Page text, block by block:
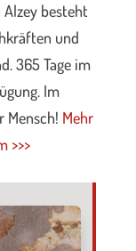
Alzey besteht
und
365 Tage im
Im
Mensch! Mehr
>>>